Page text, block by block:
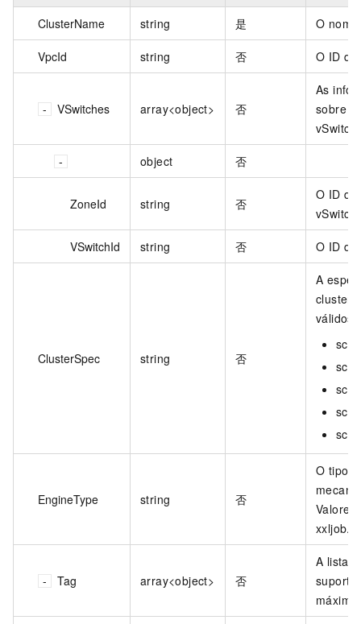
ClusterName string 是 O
VpcId string 否 O ID da
VSwitches array<object> 否
As
sobre
object 否
ZoneId string 否
O ID
vSwitch.
VSwitchId string 否 O ID do
ClusterSpec string 否
A
cluster.
válidos:
EngineType string 否
O tipo
Valores
xxljob.
Tag array<object> 否
A lista
suporte